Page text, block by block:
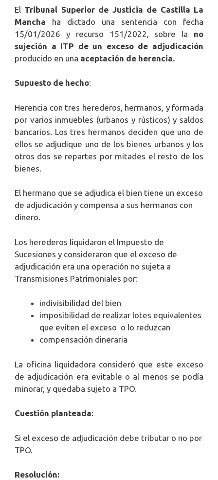
El Tribunal Superior de Justicia de Castilla La
Mancha ha dictado una sentencia con fecha
15/01/2026 y recurso 151/2022, sobre la no
sujeción a ITP de un exceso de adjudicación
producido en una aceptación de herencia.
Supuesto de hecho:
Herencia con tres herederos, hermanos, y formada
por varios inmuebles (urbanos y rústicos) y saldos
bancarios. Los tres hermanos deciden que uno de
ellos se adjudique uno de los bienes urbanos y los
otros dos se repartes por mitades el resto de los
bienes.
El hermano que se adjudica el bien tiene un exceso
de adjudicación y compensa a sus hermanos con
dinero.
Los herederos liquidaron el Impuesto de
Sucesiones y consideraron que el exceso de
adjudicación era una operación no sujeta a
Transmisiones Patrimoniales por:
indivisibilidad del bien
imposibilidad de realizar lotes equivalentes
que eviten el exceso o lo reduzcan
compensación dineraria
La oficina liquidadora consideró que este exceso
de adjudicación era evitable o al menos se podía
minorar, y quedaba sujeto a TPO.
Cuestión planteada:
Si el exceso de adjudicación debe tributar o no por
TPO.
Resolución: